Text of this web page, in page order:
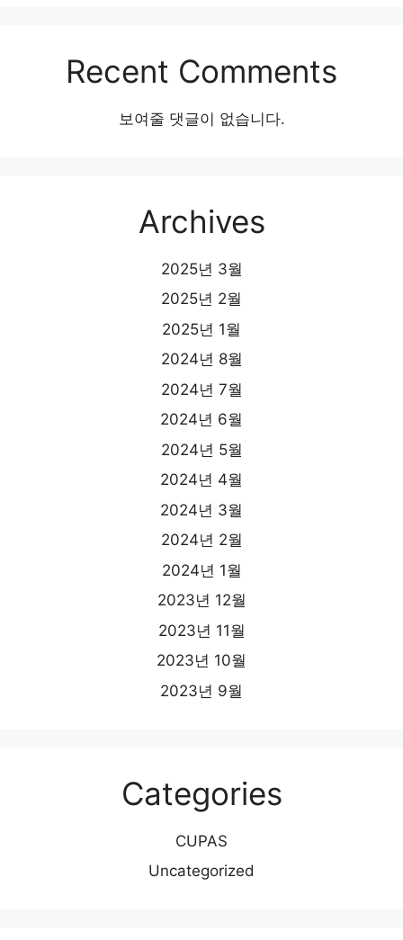
Recent Comments
보여줄 댓글이 없습니다.
Archives
2025년 3월
2025년 2월
2025년 1월
2024년 8월
2024년 7월
2024년 6월
2024년 5월
2024년 4월
2024년 3월
2024년 2월
2024년 1월
2023년 12월
2023년 11월
2023년 10월
2023년 9월
Categories
CUPAS
Uncategorized